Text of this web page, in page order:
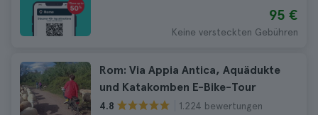
95 €
Keine versteckten Gebühren
Rom: Via Appia Antica, Aquädukte
und Katakomben E-Bike-Tour
4.8
1.224 bewertungen